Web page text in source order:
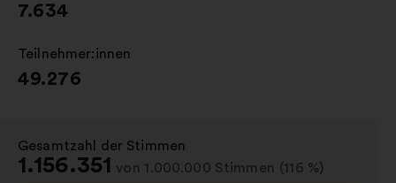
7.634
Teilnehmer:innen
:
49.276
Gesamtzahl der Stimmen
:
1.156.351 von 1.000.000 Stimmen (116 %)